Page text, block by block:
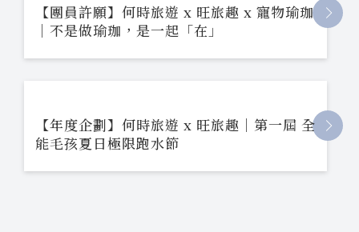
【團員許願】何時旅遊 x 旺旅趣 x 寵物瑜珈
｜不是做瑜珈，是一起「在」
【年度企劃】何時旅遊 x 旺旅趣｜第一屆 全
能毛孩夏日極限跑水節